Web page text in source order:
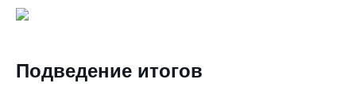
Подведение итогов